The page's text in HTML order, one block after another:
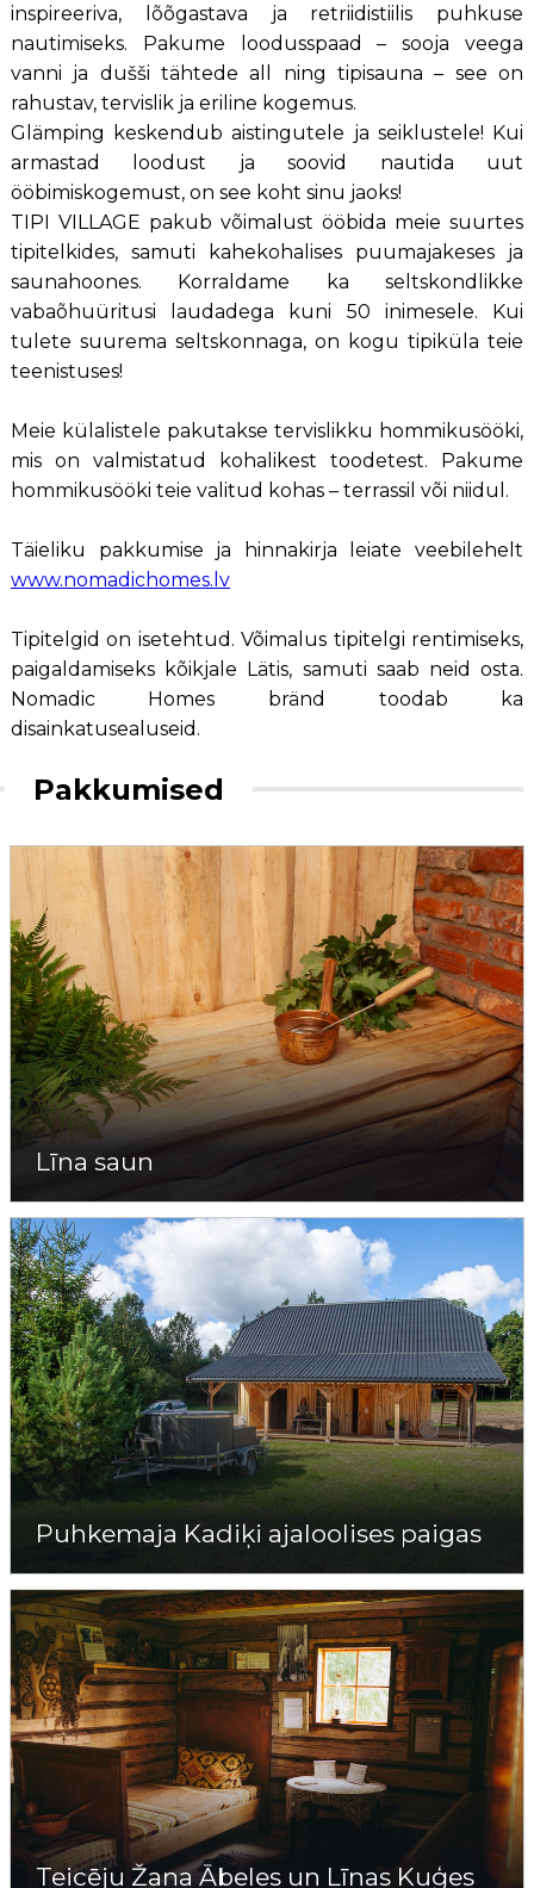
inspireeriva, lõõgastava ja retriidistiilis puhkuse
nautimiseks. Pakume loodusspaad – sooja veega
vanni ja dušši tähtede all ning tipisauna – see on
rahustav, tervislik ja eriline kogemus.
Glämping keskendub aistingutele ja seiklustele! Kui
armastad loodust ja soovid nautida uut
ööbimiskogemust, on see koht sinu jaoks!
TIPI VILLAGE pakub võimalust ööbida meie suurtes
tipitelkides, samuti kahekohalises puumajakeses ja
saunahoones. Korraldame ka seltskondlikke
vabaõhuüritusi laudadega kuni 50 inimesele. Kui
tulete suurema seltskonnaga, on kogu tipiküla teie
teenistuses!
Meie külalistele pakutakse tervislikku hommikusööki,
mis on valmistatud kohalikest toodetest. Pakume
hommikusööki teie valitud kohas – terrassil või niidul.
Täieliku pakkumise ja hinnakirja leiate veebilehelt
www.nomadichomes.lv
Tipitelgid on isetehtud. Võimalus tipitelgi rentimiseks,
paigaldamiseks kõikjale Lätis, samuti saab neid osta.
Nomadic Homes bränd toodab ka
disainkatusealuseid.
Pakkumised
Līna saun
Puhkemaja Kadiķi ajaloolises paigas
Teicēju Žaņa Ābeles un Līnas Kuģes